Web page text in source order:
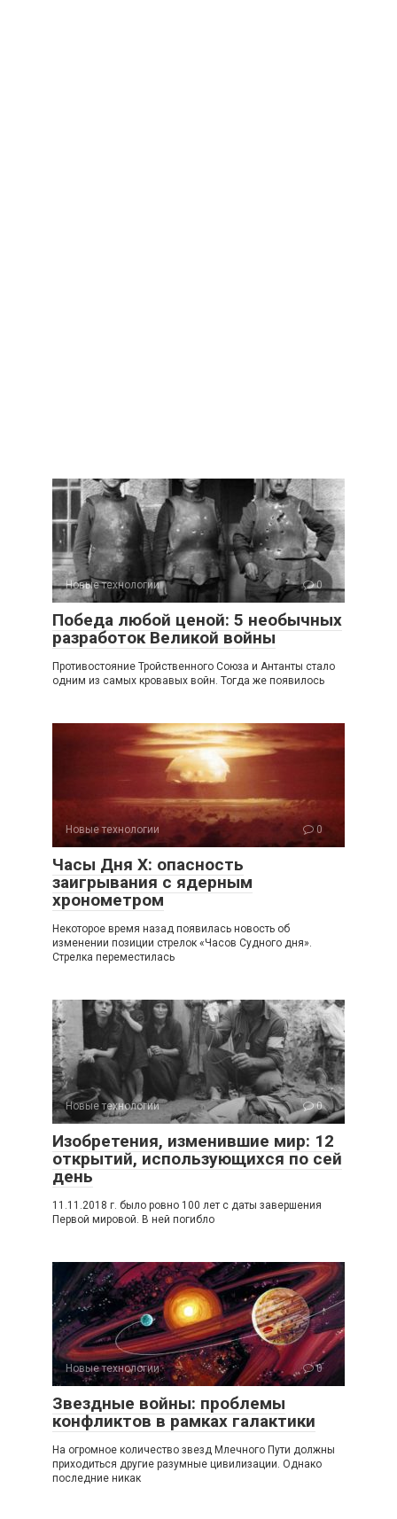
Новые технологии 0
Победа любой ценой: 5 необычных
разработок Великой войны
Противостояние Тройственного Союза и Антанты стало
одним из самых кровавых войн. Тогда же появилось
Новые технологии 0
Часы Дня X: опасность
заигрывания с ядерным
хронометром
Некоторое время назад появилась новость об
изменении позиции стрелок «Часов Судного дня».
Стрелка переместилась
Новые технологии 0
Изобретения, изменившие мир: 12
открытий, использующихся по сей
день
11.11.2018 г. было ровно 100 лет с даты завершения
Первой мировой. В ней погибло
Новые технологии 0
Звездные войны: проблемы
конфликтов в рамках галактики
На огромное количество звезд Млечного Пути должны
приходиться другие разумные цивилизации. Однако
последние никак